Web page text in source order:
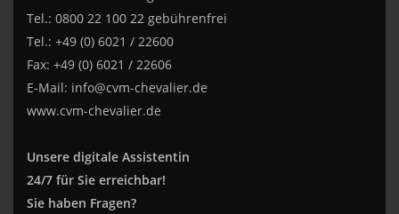
Tel.: 0800 22 100 22 gebührenfrei
Tel.: +49 (0) 6021 / 22600
Fax: +49 (0) 6021 / 22606
E-Mail: info@cvm-chevalier.de
www.cvm-chevalier.de
Unsere digitale Assistentin
24/7 für Sie erreichbar!
Sie haben Fragen?